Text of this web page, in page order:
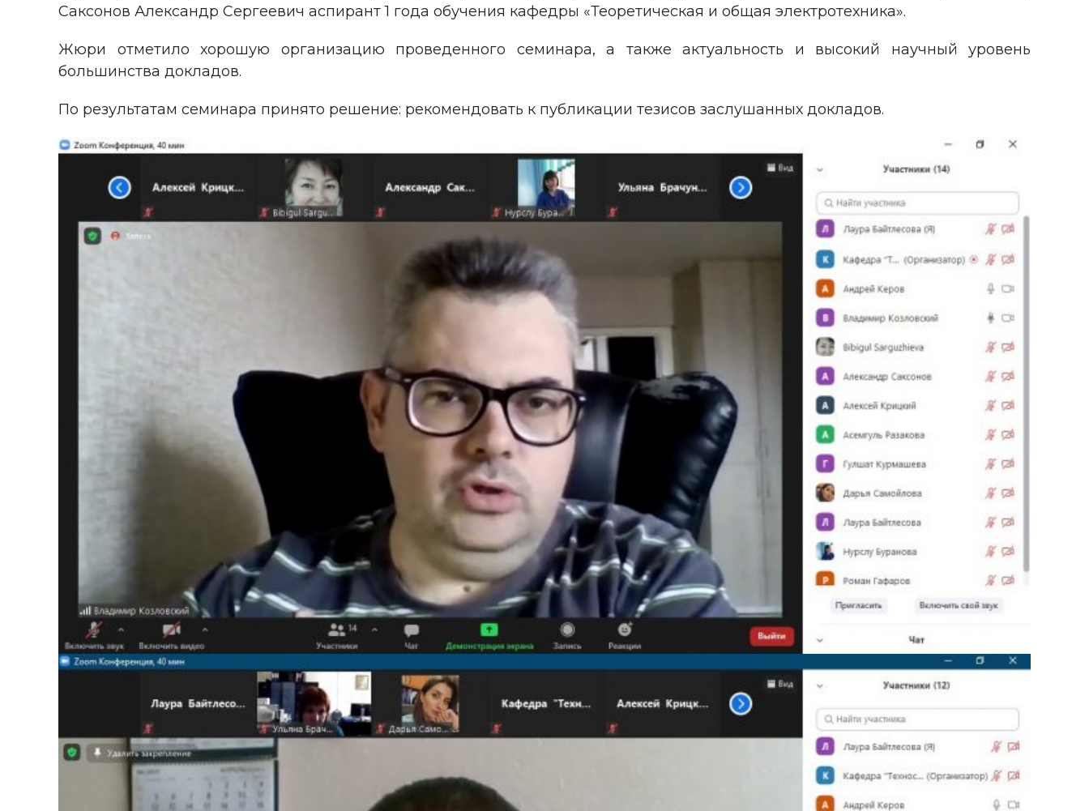
Саксонов Александр Сергеевич аспирант 1 года обучения кафедры «Теоретическая и общая электротехника».
Жюри отметило хорошую организацию проведенного семинара, а также актуальность и высокий научный уровень
большинства докладов.
По результатам семинара принято решение: рекомендовать к публикации тезисов заслушанных докладов.